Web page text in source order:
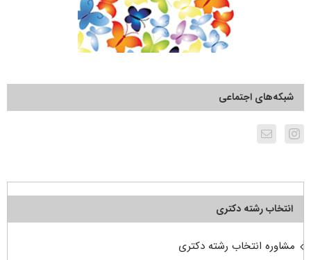
شبکه‌های اجتماعی
انتخاب رشته دکتری
مشاوره انتخاب رشته دکتری